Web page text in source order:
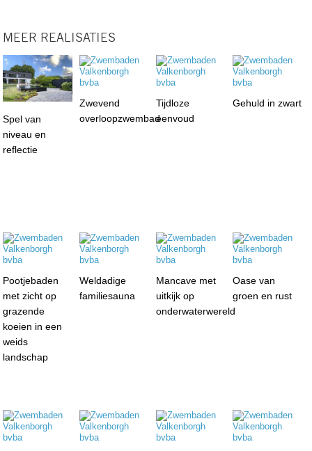
MEER REALISATIES
Spel van
niveau en
reflectie
Zwevend
overloopzwembad
Tijdloze
eenvoud
Gehuld in zwart
Pootjebaden
met zicht op
grazende
koeien in een
weids
landschap
Weldadige
familiesauna
Mancave met
uitkijk op
onderwaterwereld
Oase van
groen en rust